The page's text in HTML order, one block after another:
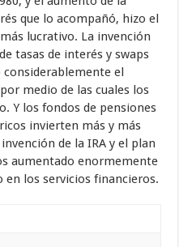
que lo acompañó, hizo el
lucrativo. La invención
tasas de interés y swaps
el
medio de las cuales los
Y los fondos de pensiones
invierten más y más
de la IRA y el plan
aumentado enormemente
en los servicios financieros.